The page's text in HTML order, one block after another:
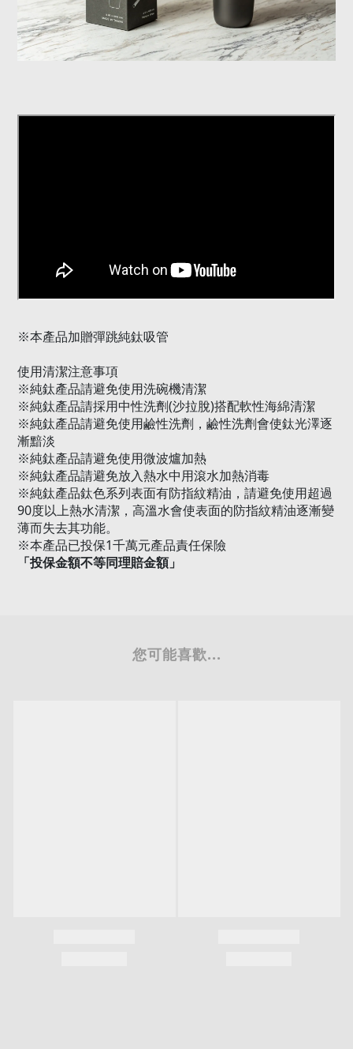
※本產品加贈彈跳純鈦吸管
使用清潔注意事項
※純鈦產品請避免使用洗碗機清潔
※純鈦產品請採用中性洗劑(沙拉脫)搭配軟性海綿清潔
※純鈦產品請避免使用鹼性洗劑，鹼性洗劑會使鈦光澤逐
漸黯淡
※純鈦產品請避免使用微波爐加熱
※純鈦產品請避免放入熱水中用滾水加熱消毒
※純鈦產品鈦色系列表面有防指紋精油，請避免使用超過
90度以上熱水清潔，高溫水會使表面的防指紋精油逐漸變
薄而失去其功能。
※本產品已投保1千萬元產品責任保險
「投保金額不等同理賠金額」
您可能喜歡...